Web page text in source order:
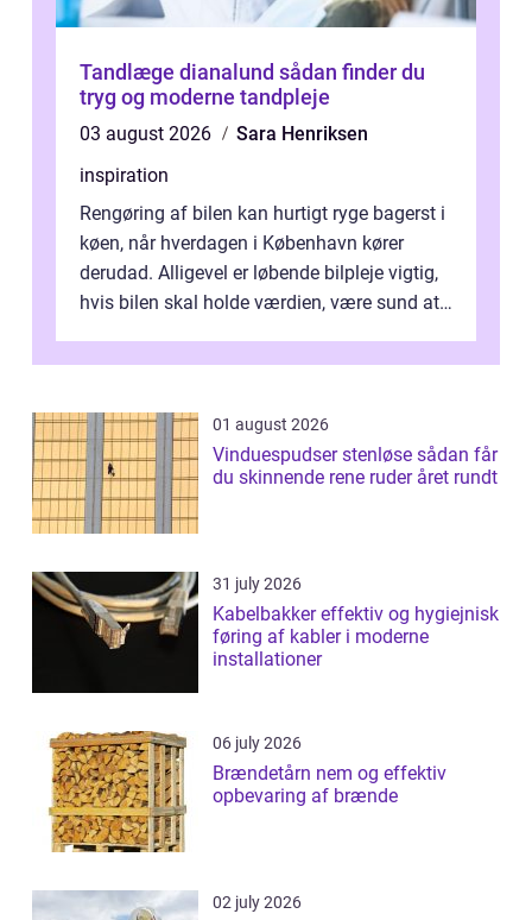
Tandlæge dianalund sådan finder du
tryg og moderne tandpleje
03 august 2026
Sara Henriksen
inspiration
Rengøring af bilen kan hurtigt ryge bagerst i
køen, når hverdagen i København kører
derudad. Alligevel er løbende bilpleje vigtig,
hvis bilen skal holde værdien, være sund at
01 august 2026
Vinduespudser stenløse sådan får
du skinnende rene ruder året rundt
31 july 2026
Kabelbakker effektiv og hygiejnisk
føring af kabler i moderne
installationer
06 july 2026
Brændetårn nem og effektiv
opbevaring af brænde
02 july 2026